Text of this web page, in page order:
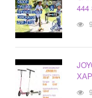
444